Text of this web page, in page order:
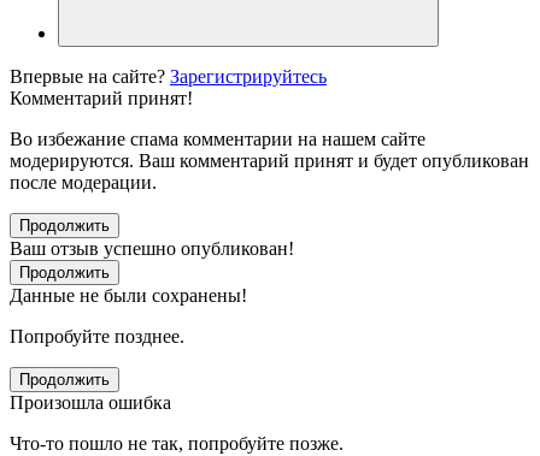
Впервые на сайте? Зарегистрируйтесь
Комментарий принят!
Во избежание спама комментарии на нашем сайте
модерируются. Ваш комментарий принят и будет опубликован
после модерации.
Продолжить
Ваш отзыв успешно опубликован!
Продолжить
Данные не были сохранены!
Попробуйте позднее.
Продолжить
Произошла ошибка
Что-то пошло не так, попробуйте позже.